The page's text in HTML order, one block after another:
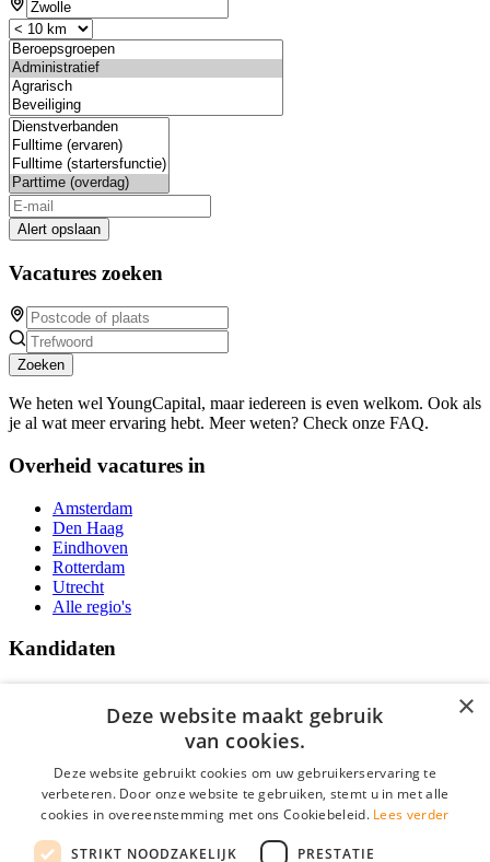
Alert opslaan
Vacatures zoeken
Zoeken
We heten wel YoungCapital, maar iedereen is even welkom. Ook als
je al wat meer ervaring hebt. Meer weten? Check onze FAQ.
Overheid vacatures in
Amsterdam
Den Haag
Eindhoven
Rotterdam
Utrecht
Alle regio's
Kandidaten
Vacatures
Over Vacatures Overheid Online
YoungCapital IOS App
YoungCapital Android App
×
Deze website maakt gebruik
van cookies.
Deze website gebruikt cookies om uw gebruikerservaring te
verbeteren. Door onze website te gebruiken, stemt u in met alle
cookies in overeenstemming met ons Cookiebeleid. Lees verder
STRIKT NOODZAKELIJK PRESTATIE